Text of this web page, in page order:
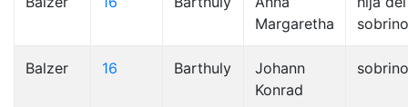
Margaretha
Balzer 16 Barthuly
Johann
Konrad
sobrino